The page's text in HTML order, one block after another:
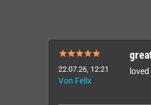
22.07.26, 12:21
Von Felix